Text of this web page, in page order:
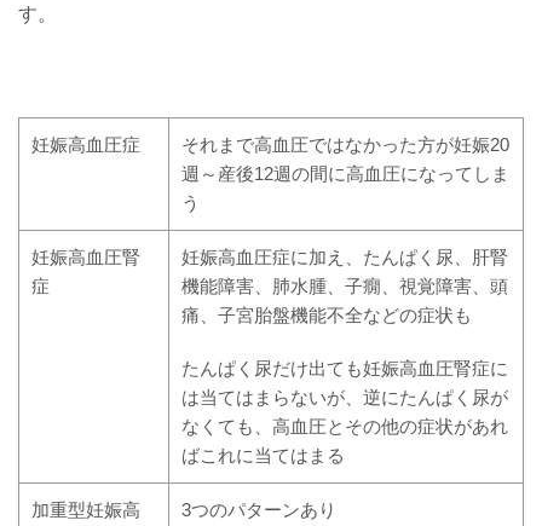
す。
妊娠高血圧症
それまで高血圧ではなかった方が妊娠20
週～産後12週の間に高血圧になってしま
う
妊娠高血圧腎
症
妊娠高血圧症に加え、たんぱく尿、肝腎
機能障害、肺水腫、子癇、視覚障害、頭
痛、子宮胎盤機能不全などの症状も
たんぱく尿だけ出ても妊娠高血圧腎症に
は当てはまらないが、逆にたんぱく尿が
なくても、高血圧とその他の症状があれ
ばこれに当てはまる
加重型妊娠高
3つのパターンあり